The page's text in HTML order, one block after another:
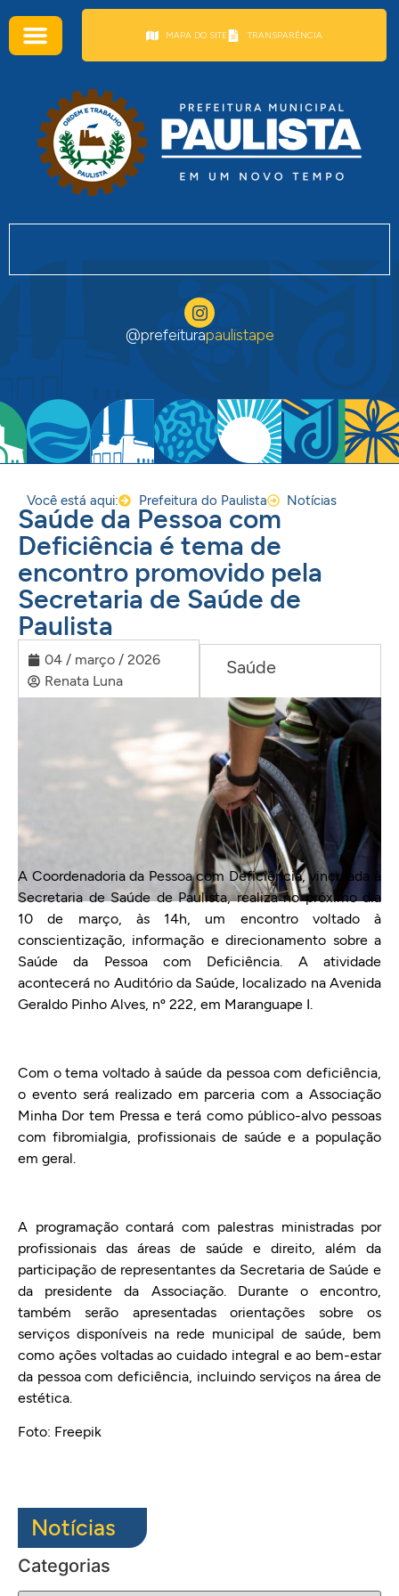
MAPA DO SITE TRANSPARÊNCIA
@prefeiturapaulistape
Você está aqui: Prefeitura do Paulista Notícias
Saúde da Pessoa com
Deficiência é tema de
encontro promovido pela
Secretaria de Saúde de
Paulista
04 / março / 2026
Renata Luna
Saúde
A Coordenadoria da Pessoa com Deficiência, vinculada à
Secretaria de Saúde de Paulista, realiza no próximo dia
10 de março, às 14h, um encontro voltado à
conscientização, informação e direcionamento sobre a
Saúde da Pessoa com Deficiência. A atividade
acontecerá no Auditório da Saúde, localizado na Avenida
Geraldo Pinho Alves, nº 222, em Maranguape I.
Com o tema voltado à saúde da pessoa com deficiência,
o evento será realizado em parceria com a Associação
Minha Dor tem Pressa e terá como público-alvo pessoas
com fibromialgia, profissionais de saúde e a população
em geral.
A programação contará com palestras ministradas por
profissionais das áreas de saúde e direito, além da
participação de representantes da Secretaria de Saúde e
da presidente da Associação. Durante o encontro,
também serão apresentadas orientações sobre os
serviços disponíveis na rede municipal de saúde, bem
como ações voltadas ao cuidado integral e ao bem-estar
da pessoa com deficiência, incluindo serviços na área de
estética.
Foto: Freepik
Notícias
Categorias